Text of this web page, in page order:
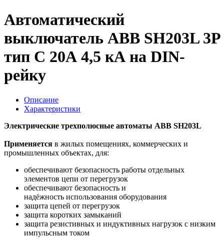
Автоматический
выключатель ABB SH203L 3P
тип С 20А 4,5 кА на DIN-
рейку
Описание
Характеристики
Электрические трехполюсные автоматы ABB SH203L
Применяется в жилых помещениях, коммерческих и
промышленных объектах, для:
обеспечивают безопасность работы отдельных
элементов цепи от перегрузок
обеспечивают безопасность и
надёжность использования оборудования
защита цепей от перегрузок
защита коротких замыканий
защита резистивных и индуктивных нагрузок с низким
импульсным током